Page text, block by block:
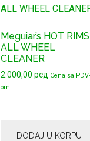
Meguiar’s HOT RIMS
ALL WHEEL
CLEANER
2.000,00 рсд Cena sa PDV-
om
DODAJ U KORPU